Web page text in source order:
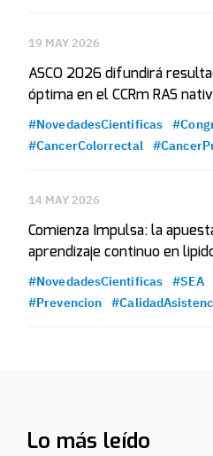
19 MAY 2026
ASCO 2026 difundirá
óptima en el CCRm RAS
#NovedadesCientificas
#CancerColorrectal
14 MAY 2026
Comienza Impulsa: la
aprendizaje continuo en
#NovedadesCientificas #SEA
#Prevencion
Lo más leído